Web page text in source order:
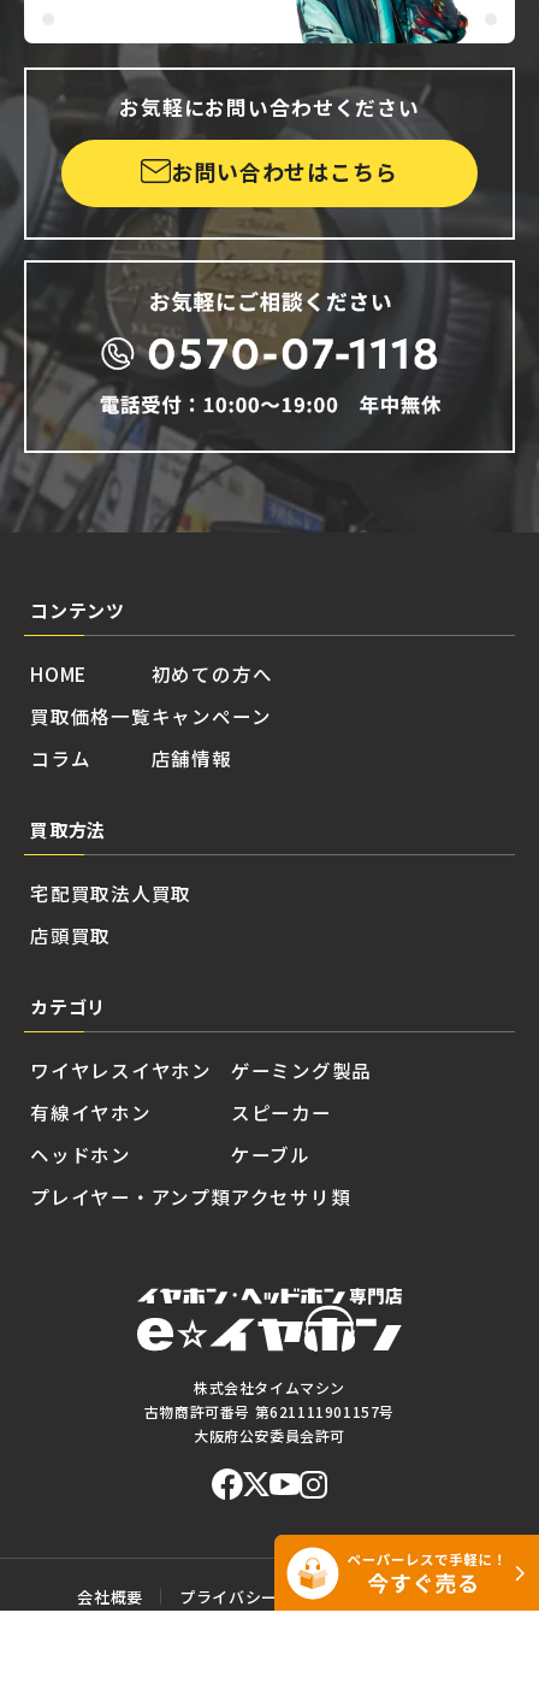
お気軽にお問い合わせください
お問い合わせはこちら
株式会社タイムマシン
古物商許可番号 第621111901157号
大阪府公安委員会許可
コンテンツ
HOME
買取価格一覧
コラム
初めての方へ
キャンペーン
店舗情報
買取方法
宅配買取
店頭買取
法人買取
カテゴリ
ワイヤレスイヤホン
有線イヤホン
ヘッドホン
プレイヤー・アンプ類
ゲーミング製品
スピーカー
ケーブル
アクセサリ類
会社概要 プライバシーポリシー
ご利用規約